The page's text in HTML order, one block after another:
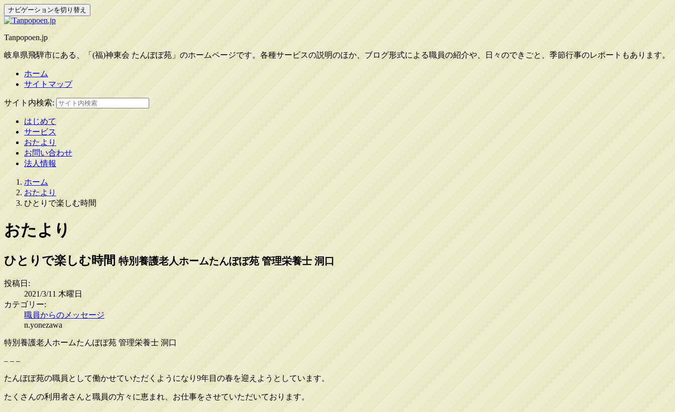
ナビゲーションを切り替え
Tanpopoen.jp
岐阜県飛騨市にある、「(福)神東会 たんぽぽ苑」のホームページです。各種サービスの説明のほか、ブログ形式による職員の紹介や、日々のできごと、季節行事のレポートもあります。
ホーム
サイトマップ
サイト内検索:
はじめて
サービス
おたより
お問い合わせ
法人情報
ホーム
おたより
ひとりで楽しむ時間
おたより
ひとりで楽しむ時間 特別養護老人ホームたんぽぽ苑 管理栄養士 洞口
投稿日:
2021/3/11 木曜日
カテゴリー:
職員からのメッセージ
n.yonezawa
特別養護老人ホームたんぽぽ苑 管理栄養士 洞口
– – –
たんぽぽ苑の職員として働かせていただくようになり9年目の春を迎えようとしています。
たくさんの利用者さんと職員の方々に恵まれ、お仕事をさせていただいております。